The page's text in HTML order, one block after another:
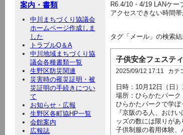
案内・書類
中川まちづくり協議会
ホームページ作成しま
した
トラブルQ＆A
中川地域まちづくり協
議会各種書類一覧
生野区防災関連
災害時の罹災証明・被
災証明の手続きについ
て
お知らせ・広報
生野区各町協HP一覧
会館案内
広報誌
R6.4/10・4/19 LANケ
アクセスできない時間
タグ「メール」の検索
子供安全フェステ
2025/09/12 17:11 カテ
日時：10月12日（日
場所：ひらかたパー
ひらかたパークで学ぼ
『京阪のる人、おけ
ッズの数には限りがあ
子供制服の着用体験